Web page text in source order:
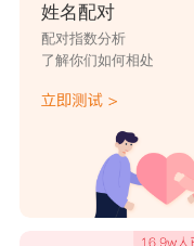
姓名配对
配对指数分析
了解你们如何相处